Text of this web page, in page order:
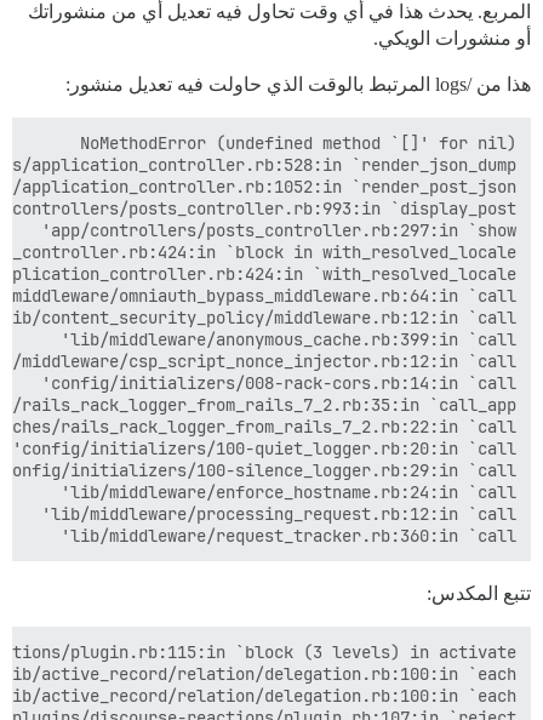
المربع. يحدث هذا في أي وقت تحاول فيه تعديل أي من منشوراتك
أو منشورات الويكي.
هذا من /logs المرتبط بالوقت الذي حاولت فيه تعديل منشور:
lib/middleware/request_tracker.rb:360:in `call'
تتبع المكدس: